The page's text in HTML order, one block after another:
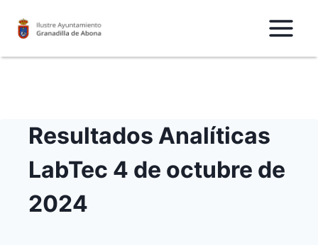
Resultados Analíticas
LabTec 4 de octubre de
2024